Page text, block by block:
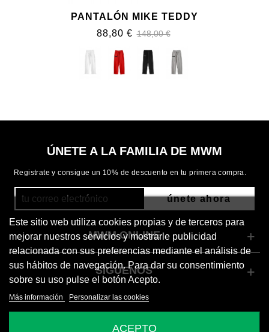
PANTALÓN MIKE TEDDY
88,80 € 148,00 €
ÚNETE A LA FAMILIA DE MWM
Registrate y consigue un 10% de descuento en tu primera compra.
únete ahora
Este sitio web utiliza cookies propias y de terceros para
mejorar nuestros servicios y mostrarle publicidad
relacionada con sus preferencias mediante el análisis de
sus hábitos de navegación. Para dar su consentimiento
sobre su uso pulse el botón Acepto.
Más información Personalizar las cookies
ACEPTO
MWM ONLINE
SÍGUENOS